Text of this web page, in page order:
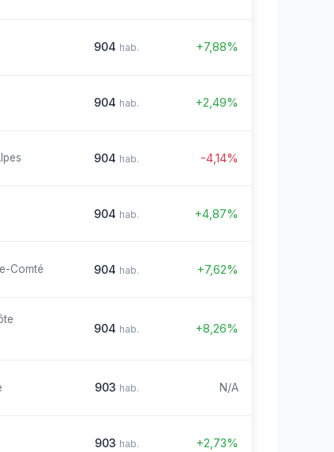
904 hab. +7,88%
904 hab. +2,49%
904 hab. -4,14%
904 hab. +4,87%
Comté 904 hab. +7,62%
904 hab. +8,26%
903 hab. N/A
903 hab. +2,73%